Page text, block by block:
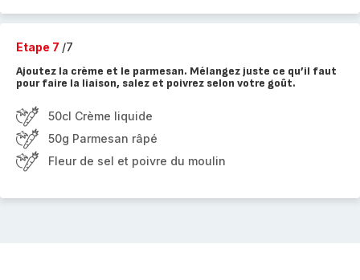
Etape 7 /7
Ajoutez la crème et le parmesan. Mélangez juste ce qu’il faut
pour faire la liaison, salez et poivrez selon votre goût.
50cl Crème liquide
50g Parmesan râpé
Fleur de sel et poivre du moulin